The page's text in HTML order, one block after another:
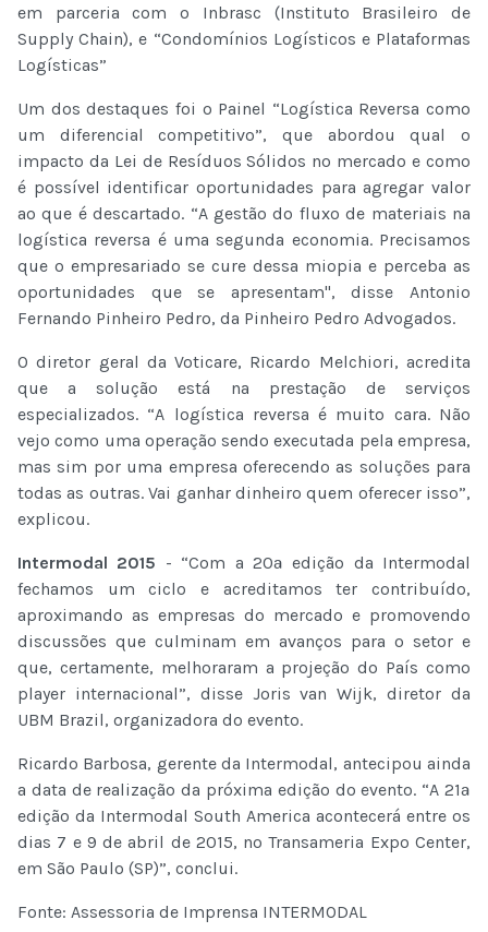
em parceria com o Inbrasc (Instituto Brasileiro de
Supply Chain), e “Condomínios Logísticos e Plataformas
Logísticas”
Um dos destaques foi o Painel “Logística Reversa como
um diferencial competitivo”, que abordou qual o
impacto da Lei de Resíduos Sólidos no mercado e como
é possível identificar oportunidades para agregar valor
ao que é descartado. “A gestão do fluxo de materiais na
logística reversa é uma segunda economia. Precisamos
que o empresariado se cure dessa miopia e perceba as
oportunidades que se apresentam", disse Antonio
Fernando Pinheiro Pedro, da Pinheiro Pedro Advogados.
O diretor geral da Voticare, Ricardo Melchiori, acredita
que a solução está na prestação de serviços
especializados. “A logística reversa é muito cara. Não
vejo como uma operação sendo executada pela empresa,
mas sim por uma empresa oferecendo as soluções para
todas as outras. Vai ganhar dinheiro quem oferecer isso”,
explicou.
Intermodal 2015 - “Com a 20ª edição da Intermodal
fechamos um ciclo e acreditamos ter contribuído,
aproximando as empresas do mercado e promovendo
discussões que culminam em avanços para o setor e
que, certamente, melhoraram a projeção do País como
player internacional”, disse Joris van Wijk, diretor da
UBM Brazil, organizadora do evento.
Ricardo Barbosa, gerente da Intermodal, antecipou ainda
a data de realização da próxima edição do evento. “A 21ª
edição da Intermodal South America acontecerá entre os
dias 7 e 9 de abril de 2015, no Transameria Expo Center,
em São Paulo (SP)”, conclui.
Fonte: Assessoria de Imprensa INTERMODAL